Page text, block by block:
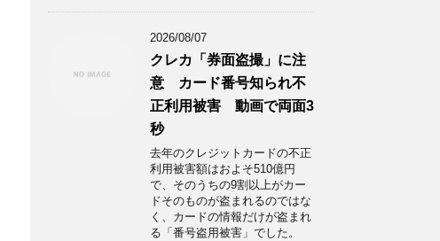
2026/08/07
クレカ「券面盗撮」に注
意 カード番号知られ不
正利用被害 動画で両面3
秒
去年のクレジットカードの不正
利用被害額はおよそ510億円
で、そのうちの9割以上がカー
ドそのものが盗まれるのではな
く、カードの情報だけが盗まれ
る「番号盗用被害」でした。